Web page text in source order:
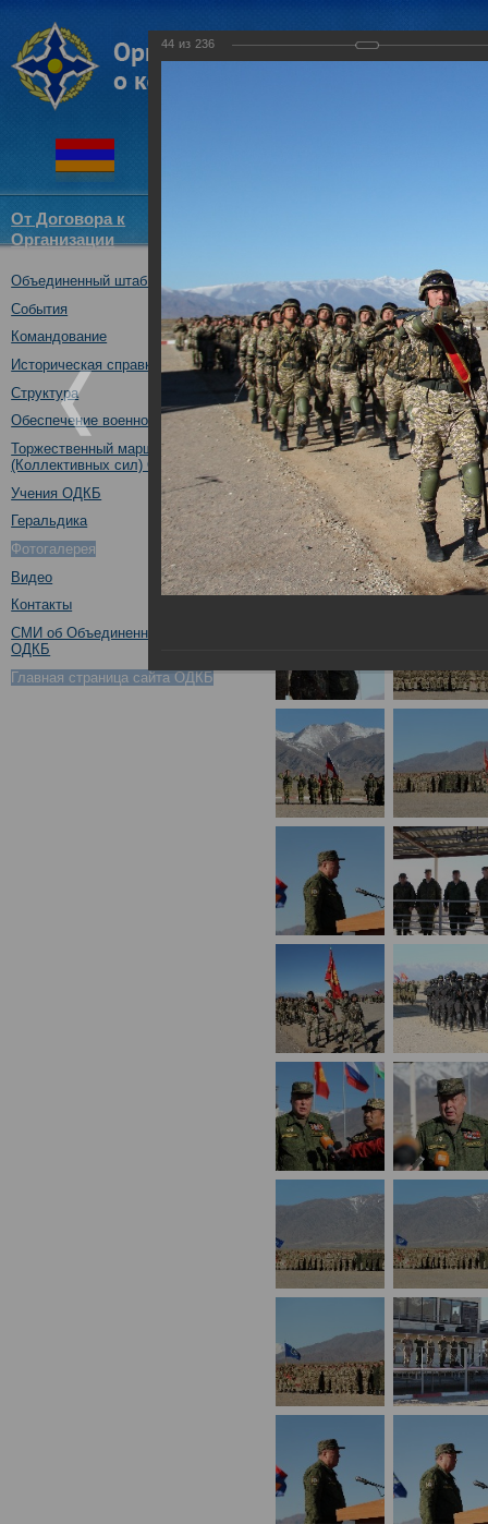
От Договора к
Организации
Объединенный штаб ОДКБ
События
Командование
Историческая справка
Структура
Обеспечение военной безопасности
Торжественный марш Войск
(Коллективных сил) ОДКБ
Учения ОДКБ
Геральдика
Фотогалерея
Видео
Контакты
СМИ об Объединенном штабе
ОДКБ
Главная страница сайта ОДКБ
Совместное тактическое
«Рубеж-2016»
04.10.2016
44 из 236